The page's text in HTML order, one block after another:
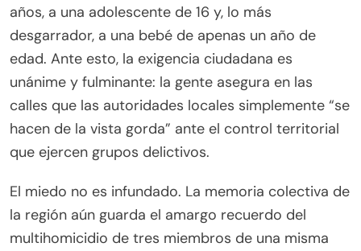
años, a una adolescente de 16 y, lo más
desgarrador, a una bebé de apenas un año de
edad. Ante esto, la exigencia ciudadana es
unánime y fulminante: la gente asegura en las
calles que las autoridades locales simplemente “se
hacen de la vista gorda” ante el control territorial
que ejercen grupos delictivos.
El miedo no es infundado. La memoria colectiva de
la región aún guarda el amargo recuerdo del
multihomicidio de tres miembros de una misma